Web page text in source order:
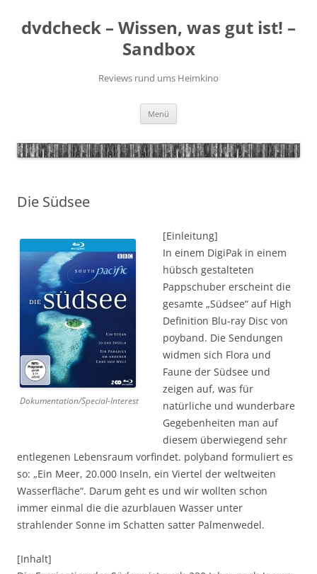
springen
dvdcheck – Wissen, was gut ist! –
Sandbox
Reviews rund ums Heimkino
Menü
Die Südsee
Dokumentation/Special-Interest
[Einleitung]
In einem DigiPak in einem
hübsch gestalteten
Pappschuber erscheint die
gesamte „Südsee“ auf High
Definition Blu-ray Disc von
poyband. Die Sendungen
widmen sich Flora und
Faune der Südsee und
zeigen auf, was für
natürliche und wunderbare
Gegebenheiten man auf
diesem überwiegend sehr
entlegenen Lebensraum vorfindet. polyband formuliert es
so: „Ein Meer, 20.000 Inseln, ein Viertel der weltweiten
Wasserfläche“. Darum geht es und wir wollten schon
immer einmal die die azurblauen Wasser unter
strahlender Sonne im Schatten satter Palmenwedel.
[Inhalt]